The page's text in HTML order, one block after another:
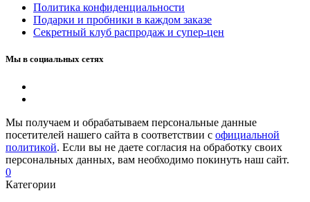
Политика конфиденциальности
Подарки и пробники в каждом заказе
Секретный клуб распродаж и супер-цен
Мы в социальных сетях
Мы получаем и обрабатываем персональные данные
посетителей нашего сайта в соответствии с официальной
политикой. Если вы не даете согласия на обработку своих
персональных данных, вам необходимо покинуть наш сайт.
0
Категории